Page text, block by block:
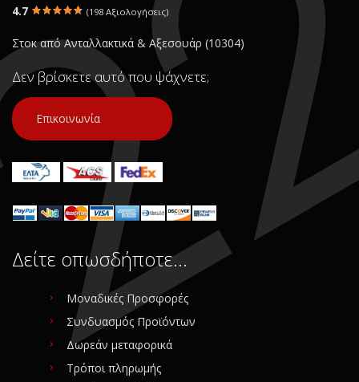
4.7 (198 Αξιολογήσεις)
Στοκ από Ανταλλακτικά & Αξεσουάρ (10304)
Δεν βρίσκετε αυτό που ψάχνετε;
Επικοινωνία
Δείτε οπωσδήποτε…
Μοναδικές Προσφορές
Συνδυασμός Προϊόντων
Δωρεάν μεταφορικά
Τρόποι πληρωμής